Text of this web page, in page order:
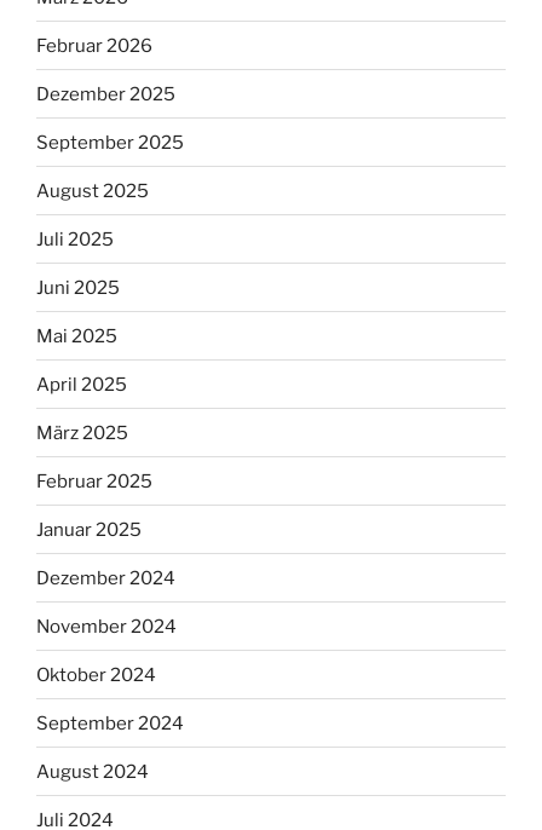
Februar 2026
Dezember 2025
September 2025
August 2025
Juli 2025
Juni 2025
Mai 2025
April 2025
März 2025
Februar 2025
Januar 2025
Dezember 2024
November 2024
Oktober 2024
September 2024
August 2024
Juli 2024